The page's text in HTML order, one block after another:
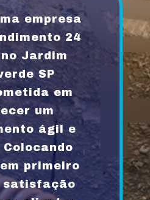
empresa
24
Jardim
SP
em
um
ágil e
primeiro
satisfação